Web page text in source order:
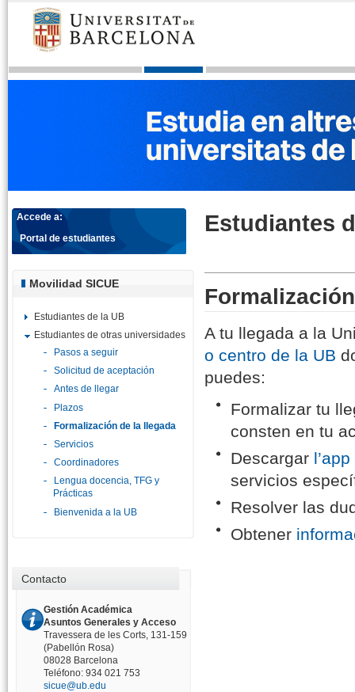
Estudiantes
A tu llegada a la
o centro de la UB
puedes:
Formalizar tu
consten en tu
Descargar
servicios
Resolver las
Obtener
Accede a:
Portal de estudiantes
Movilidad SICUE
Estudiantes de la UB
Estudiantes de otras universidades
Pasos a seguir
Solicitud de aceptación
Antes de llegar
Plazos
Formalización de la llegada
Servicios
Coordinadores
Lengua docencia, TFG y
Prácticas
Bienvenida a la UB
Contacto
Gestión Académica
Asuntos Generales y Acceso
Travessera de les Corts, 131-159
(Pabellón Rosa)
08028 Barcelona
Teléfono: 934 021 753
sicue@ub.edu